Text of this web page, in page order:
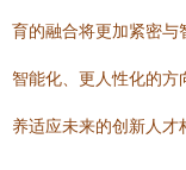
育的融合将更加紧密与
智能化、更人性化的方
养适应未来的创新人才